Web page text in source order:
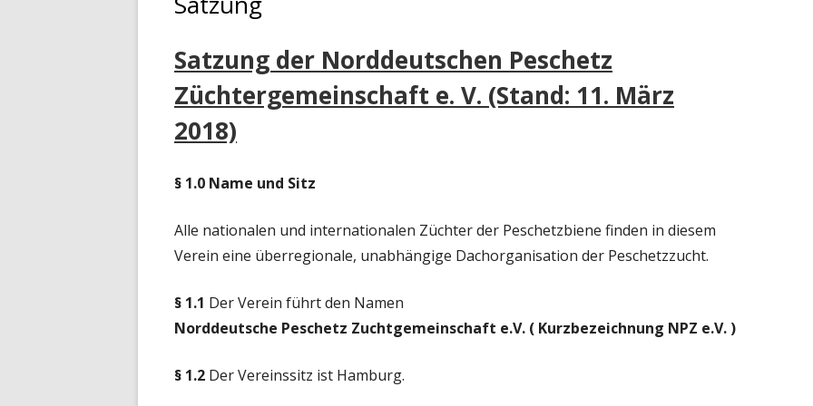
2018 DROHNENVÖLKER VETERINÄRÄMTER
Satzung der Norddeutschen Peschetz
Züchtergemeinschaft e. V. (Stand: 11. März
2018)
§ 1.0 Name und Sitz
Alle nationalen und internationalen Züchter der Peschetzbiene finden in diesem
Verein eine überregionale, unabhängige Dachorganisation der Peschetzzucht.
§ 1.1 Der Verein führt den Namen
Norddeutsche Peschetz Zuchtgemeinschaft e.V. ( Kurzbezeichnung NPZ e.V. )
§ 1.2 Der Vereinssitz ist Hamburg.